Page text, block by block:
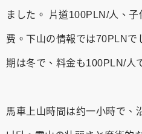
ました。 片道100PLN/人、
费。下山の情報では70PLNで
期は冬で、料金も100PLN/人
馬車上山時間は约一小時で、